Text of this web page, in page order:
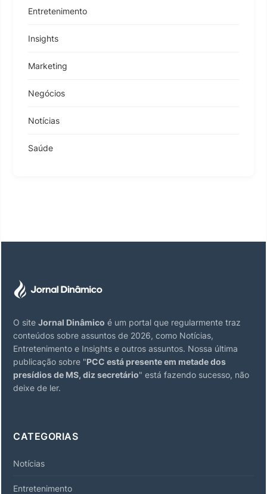
Entretenimento
Insights
Marketing
Negócios
Notícias
Saúde
O site Jornal Dinâmico é um portal que regularmente traz
conteúdos sobre assuntos de 2026, como Notícias,
Entretenimento e Insights e outros assuntos. Nossa última
publicação sobre "PCC está presente em metade dos
presídios de MS, diz secretário" está fazendo sucesso, não
deixe de ler.
CATEGORIAS
Notícias
Entretenimento